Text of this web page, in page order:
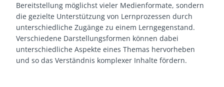
Bereitstellung möglichst vieler Medienformate, sondern
die gezielte Unterstützung von Lernprozessen durch
unterschiedliche Zugänge zu einem Lerngegenstand.
Verschiedene Darstellungsformen können dabei
unterschiedliche Aspekte eines Themas hervorheben
und so das Verständnis komplexer Inhalte fördern.